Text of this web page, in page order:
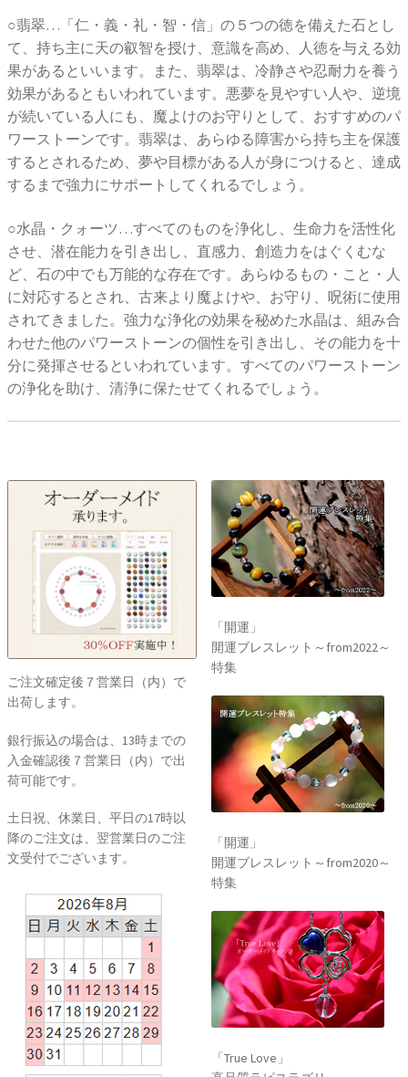
○翡翠…「仁・義・礼・智・信」の５つの徳を備えた石とし
て、持ち主に天の叡智を授け、意識を高め、人徳を与える効
果があるといいます。また、翡翠は、冷静さや忍耐力を養う
効果があるともいわれています。悪夢を見やすい人や、逆境
が続いている人にも、魔よけのお守りとして、おすすめのパ
ワーストーンです。翡翠は、あらゆる障害から持ち主を保護
するとされるため、夢や目標がある人が身につけると、達成
するまで強力にサポートしてくれるでしょう。
○水晶・クォーツ…すべてのものを浄化し、生命力を活性化
させ、潜在能力を引き出し、直感力、創造力をはぐくむな
ど、石の中でも万能的な存在です。あらゆるもの・こと・人
に対応するとされ、古来より魔よけや、お守り、呪術に使用
されてきました。強力な浄化の効果を秘めた水晶は、組み合
わせた他のパワーストーンの個性を引き出し、その能力を十
分に発揮させるといわれています。すべてのパワーストーン
の浄化を助け、清浄に保たせてくれるでしょう。
ご注文確定後７営業日（内）で
出荷します。
銀行振込の場合は、13時までの
入金確認後７営業日（内）で出
荷可能です。
土日祝、休業日、平日の17時以
降のご注文は、翌営業日のご注
文受付でございます。
「開運」
開運ブレスレット～from2022～
特集
「開運」
開運ブレスレット～from2020～
特集
「True Love」